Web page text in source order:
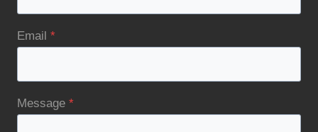
Email *
Message *